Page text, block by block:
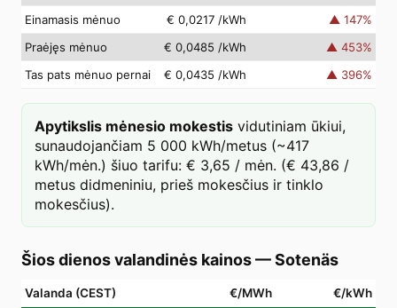
Einamasis mėnuo
€ 0,0217 /kWh ▲ 147%
Praėjęs mėnuo
€ 0,0485 /kWh ▲ 453%
Tas pats mėnuo pernai
€ 0,0435 /kWh ▲ 396%
Apytikslis mėnesio mokestis vidutiniam ūkiui,
sunaudojančiam 5 000 kWh/metus (~417
kWh/mėn.) šiuo tarifu: € 3,65 / mėn. (€ 43,86 /
metus didmeniniu, prieš mokesčius ir tinklo
mokesčius).
Šios dienos valandinės kainos—Sotenäs
Valanda (CEST) €/MWh €/kWh